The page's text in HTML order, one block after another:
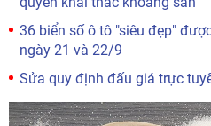
36 biển số ô tô "siêu đẹp"
ngày 21 và 22/9
Sửa quy định đấu giá trực